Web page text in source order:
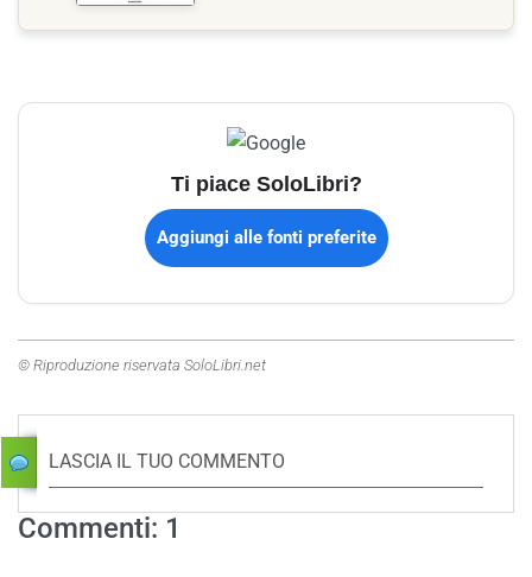
Ti piace SoloLibri?
Aggiungi alle fonti preferite
© Riproduzione riservata SoloLibri.net
LASCIA IL TUO COMMENTO
Commenti: 1